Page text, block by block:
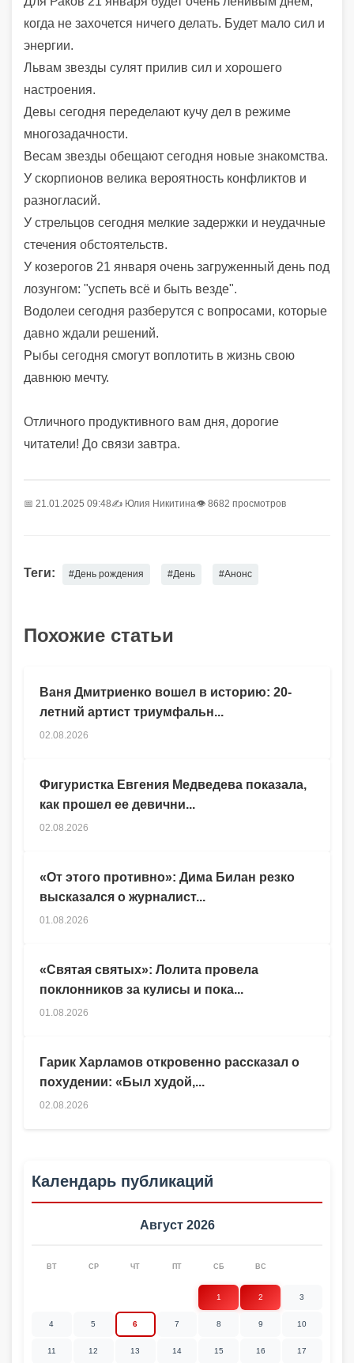
когда не захочется ничего делать. Будет мало сил и
энергии.
Львам звезды сулят прилив сил и хорошего
настроения.
Девы сегодня переделают кучу дел в режиме
многозадачности.
Весам звезды обещают сегодня новые знакомства.
У скорпионов велика вероятность конфликтов и
разногласий.
У стрельцов сегодня мелкие задержки и неудачные
стечения обстоятельств.
У козерогов 21 января очень загруженный день под
лозунгом: "успеть всё и быть везде".
Водолеи сегодня разберутся с вопросами, которые
давно ждали решений.
Рыбы сегодня смогут воплотить в жизнь свою
давнюю мечту.
Отличного продуктивного вам дня, дорогие
читатели! До связи завтра.
📅 21.01.2025 09:48✍️ Юлия Никитина👁 8682 просмотров
Теги: #День рождения #День #Анонс
Похожие статьи
Гарик Харламов откровенно рассказал о
похудении: «Был худой,...
02.08.2026
Ваня Дмитриенко вошел в историю: 20-
летний артист триумфальн...
02.08.2026
Фигуристка Евгения Медведева показала,
как прошел ее девични...
02.08.2026
«От этого противно»: Дима Билан резко
высказался о журналист...
01.08.2026
«Святая святых»: Лолита провела
поклонников за кулисы и пока...
01.08.2026
Календарь публикаций
Август 2026
ВТ СР ЧТ ПТ СБ ВС
1 2 3
4 5 6 7 8 9 10
11 12 13 14 15 16 17